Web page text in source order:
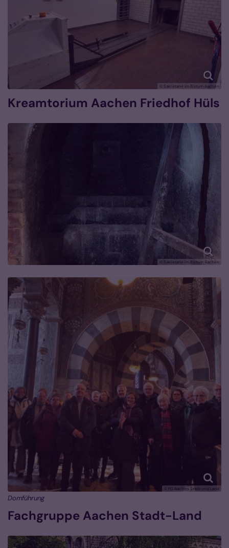
© Sakristane im Bistum Aachen
Kreamtorium Aachen Friedhof Hüls
© Sakristane im Bistum Aachen
© FG Aachen Stadt und Land
Domführung
Fachgruppe Aachen Stadt-Land